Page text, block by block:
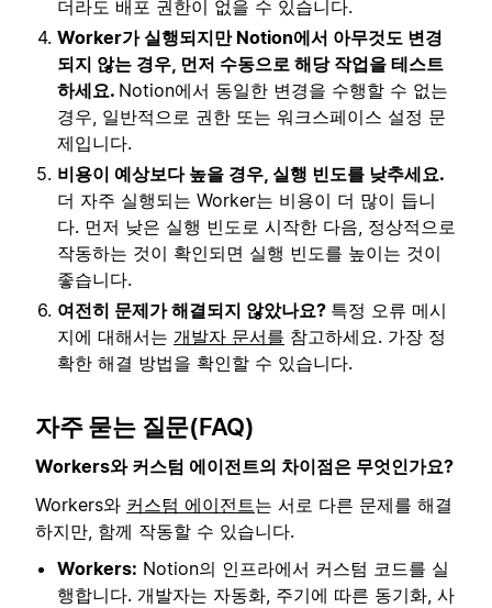
더라도 배포 권한이 없을 수 있습니다.
Worker가 실행되지만 Notion에서 아무것도 변경
되지 않는 경우, 먼저 수동으로 해당 작업을 테스트
하세요. Notion에서 동일한 변경을 수행할 수 없는
경우, 일반적으로 권한 또는 워크스페이스 설정 문
제입니다.
비용이 예상보다 높을 경우, 실행 빈도를 낮추세요.
더 자주 실행되는 Worker는 비용이 더 많이 듭니
다. 먼저 낮은 실행 빈도로 시작한 다음, 정상적으로
작동하는 것이 확인되면 실행 빈도를 높이는 것이
좋습니다.
여전히 문제가 해결되지 않았나요? 특정 오류 메시
지에 대해서는 개발자 문서를 참고하세요. 가장 정
확한 해결 방법을 확인할 수 있습니다.
자주 묻는 질문(FAQ)
Workers와 커스텀 에이전트의 차이점은 무엇인가요?
Workers와 커스텀 에이전트는 서로 다른 문제를 해결
하지만, 함께 작동할 수 있습니다.
Workers: Notion의 인프라에서 커스텀 코드를 실
행합니다. 개발자는 자동화, 주기에 따른 동기화, 사